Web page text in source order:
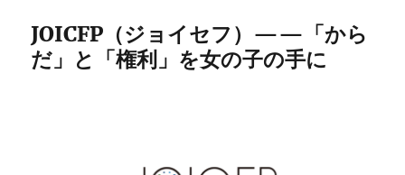
JOICFP（ジョイセフ）——「から
だ」と「権利」を女の子の手に